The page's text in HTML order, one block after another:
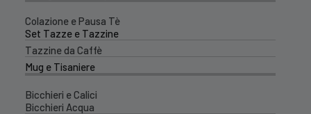
Colazione e Pausa Tè
Set Tazze e Tazzine
Tazzine da Caffè
Mug e Tisaniere
Bicchieri e Calici
Bicchieri Acqua